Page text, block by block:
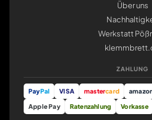
Über uns
Werkstatt
ZAHLUNG
PayPal VISA mastercard
Apple Pay
Ratenzahlung Vorkasse